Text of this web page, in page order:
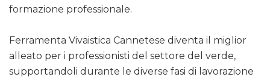
formazione professionale.
Ferramenta Vivaistica Cannetese diventa il miglior
alleato per i professionisti del settore del verde,
supportandoli durante le diverse fasi di lavorazione